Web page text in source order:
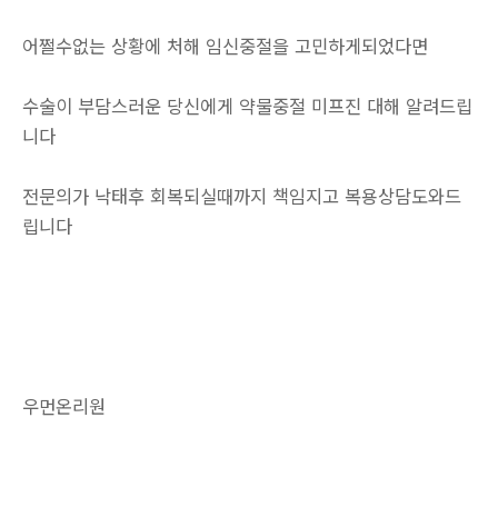
어쩔수없는 상황에 처해 임신중절을 고민하게되었다면
수술이 부담스러운 당신에게 약물중절 미프진 대해 알려드립
니다
전문의가 낙태후 회복되실때까지 책임지고 복용상담도와드
립니다
우먼온리원